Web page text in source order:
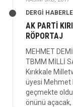
DERGİ
AK PARTİ
RÖPORTAJ
MEHMET
TBMM MİLLİ
Kırıkkale
üyesi Mehmet
geçmekte
önünü açacak,